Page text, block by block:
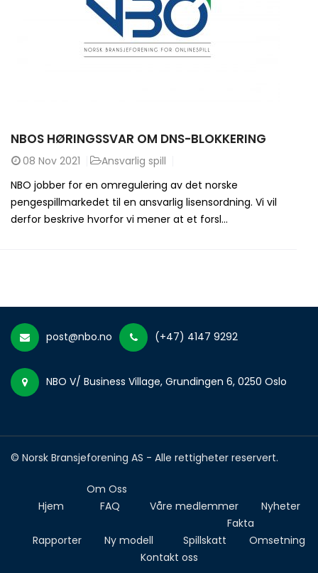
NBOS HØRINGSSVAR OM DNS-BLOKKERING
08 Nov 2021
Ansvarlig spill
NBO jobber for en omregulering av det norske
pengespillmarkedet til en ansvarlig lisensordning. Vi vil
derfor beskrive hvorfor vi mener at et forsl...
post@nbo.no (+47) 4147 9292
NBO V/ Business Village, Grundingen 6, 0250 Oslo
© Norsk Bransjeforening AS - Alle rettigheter reservert.
Hjem
Om Oss
FAQ
Våre medlemmer Nyheter
Rapporter Ny modell
Fakta
Spillskatt
Omsetning
Kontakt oss